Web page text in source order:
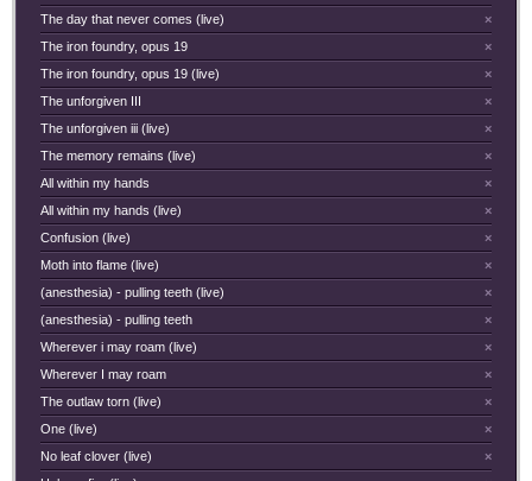
×
The day that never comes (live)
×
The iron foundry, opus 19
×
The iron foundry, opus 19 (live)
×
The unforgiven III
×
The unforgiven iii (live)
×
The memory remains (live)
×
All within my hands
×
All within my hands (live)
×
Confusion (live)
×
Moth into flame (live)
×
(anesthesia) - pulling teeth (live)
×
(anesthesia) - pulling teeth
×
Wherever i may roam (live)
×
Wherever I may roam
×
The outlaw torn (live)
×
One (live)
×
No leaf clover (live)